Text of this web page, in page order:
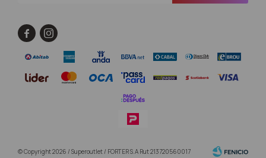
 
© Copyright 2026 / Superoutlet / FORTER S.A Rut 213720560017